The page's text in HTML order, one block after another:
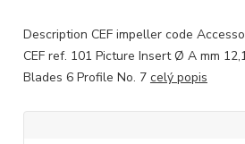
Description CEF impeller code
CEF ref. 101 Picture Insert Ø A mm
Blades 6 Profile No. 7 celý popis